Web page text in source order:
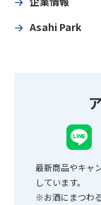
Asahi Park
最新商品やキャ
しています。
※お酒にまつわ